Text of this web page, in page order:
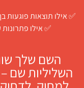
✅ אילו תוצאות פוגעות
✅ אילו
השם שלך
השליליות שם